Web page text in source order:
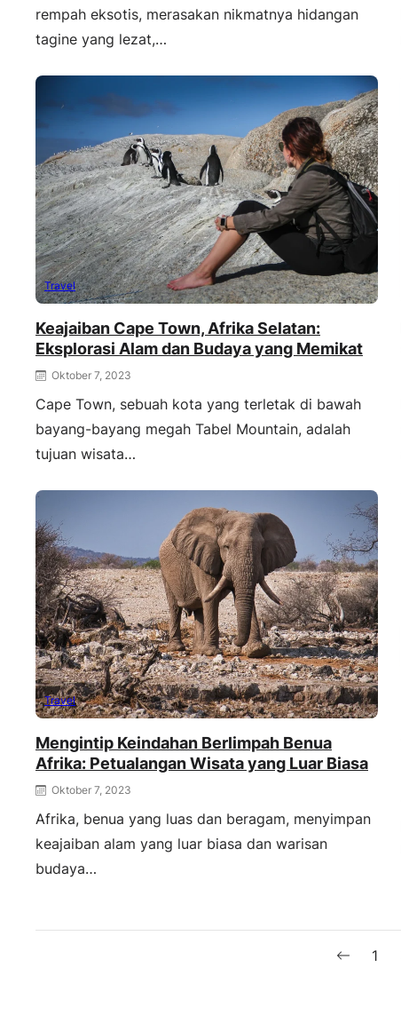
rempah eksotis, merasakan nikmatnya hidangan
tagine yang lezat,…
Travel
Keajaiban Cape Town, Afrika Selatan:
Eksplorasi Alam dan Budaya yang Memikat
Oktober 7, 2023
Cape Town, sebuah kota yang terletak di bawah
bayang-bayang megah Tabel Mountain, adalah
tujuan wisata…
Travel
Mengintip Keindahan Berlimpah Benua
Afrika: Petualangan Wisata yang Luar Biasa
Oktober 7, 2023
Afrika, benua yang luas dan beragam, menyimpan
keajaiban alam yang luar biasa dan warisan
budaya…
1